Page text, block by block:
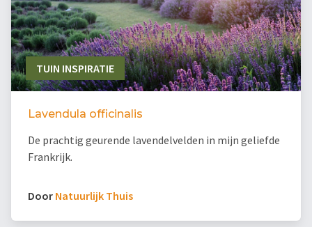
TUIN INSPIRATIE
Lavendula officinalis
De prachtig geurende lavendelvelden in mijn geliefde
Frankrijk.
Door Natuurlijk Thuis